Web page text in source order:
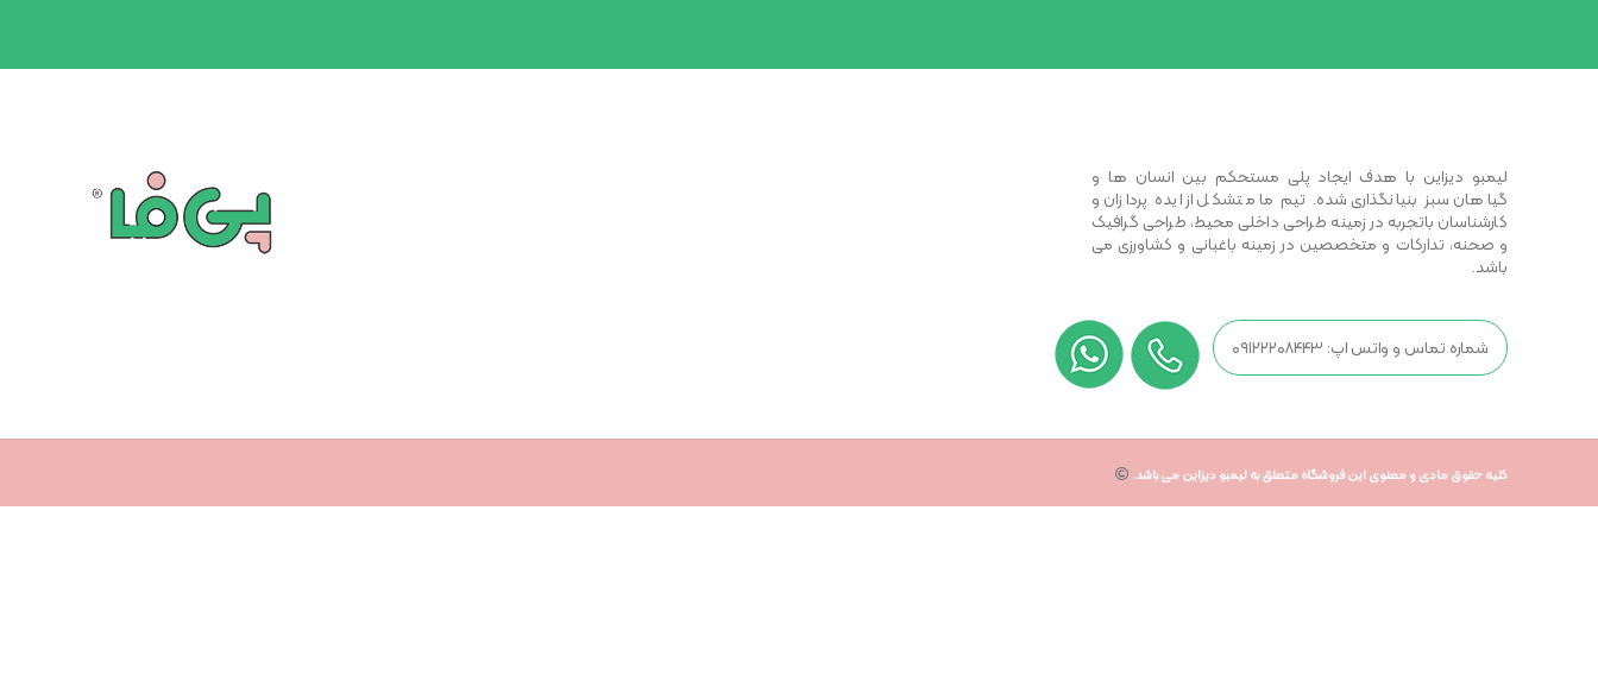
لیمبو دیزاین با هدف ایجاد پلی مستحکم بین انسان ها و
گیاهان سبز بنیانگذاری شده. تیم ما متشکل از ایده پردازان و
کارشناسان باتجربه در زمینه طراحی داخلی محیط، طراحی گرافیک
و صحنه، تدارکات و متخصصین در زمینه باغبانی و کشاورزی می
باشد.
شماره تماس و واتس اپ: ۰۹۱۲۲۲۰۸۴۴۳
کلیه حقوق مادی و معنوی این فروشگاه متعلق به لیمبو دیزاین می باشد.